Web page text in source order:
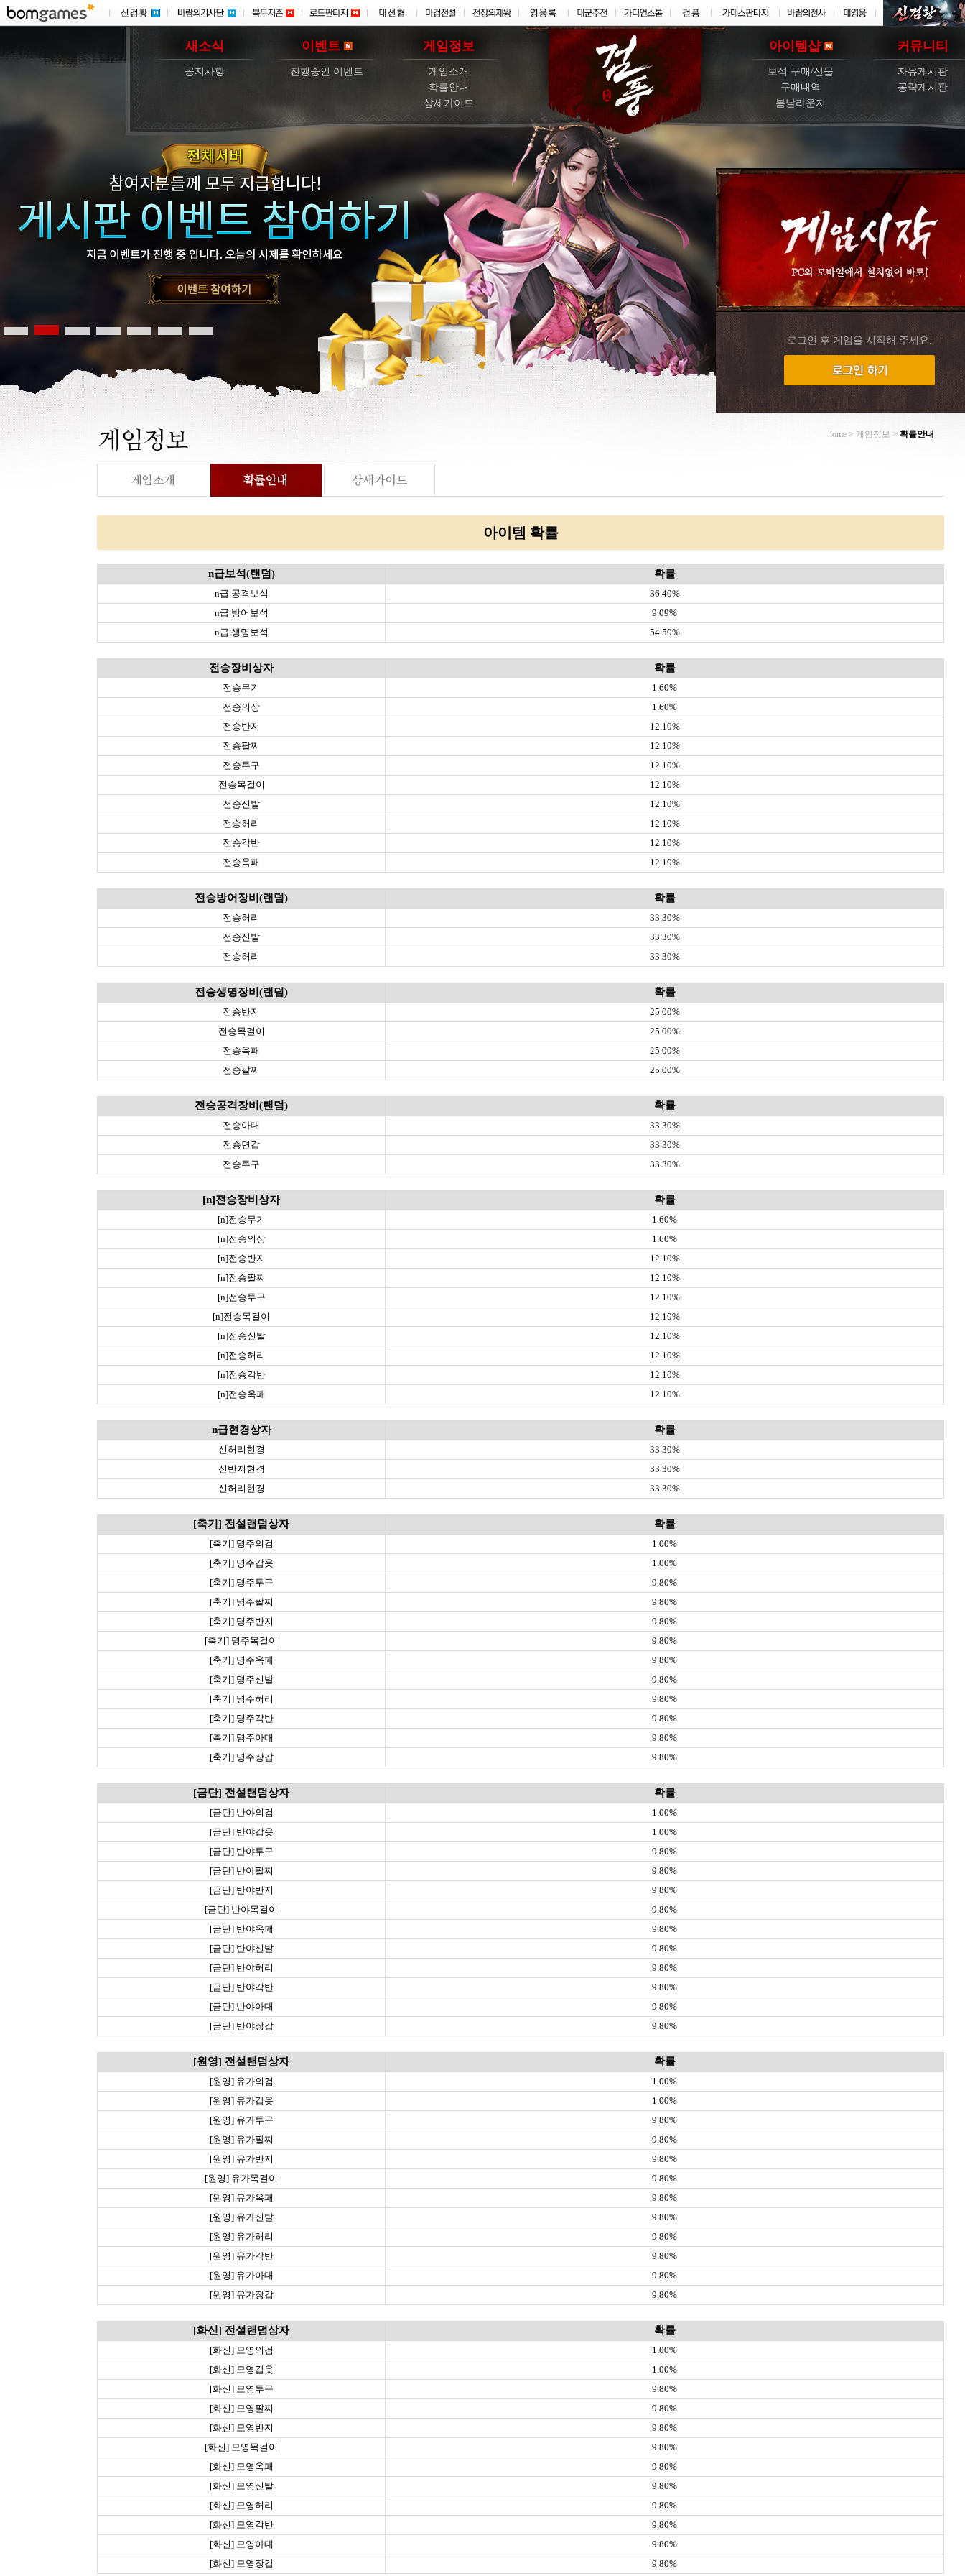
새소식
공지사항
이벤트
진행중인 이벤트
게임정보
게임소개
확률안내
상세가이드
아이템샵
보석 구매/선물
구매내역
봄날라운지
커뮤니티
자유게시판
공략게시판
로그인 후 게임을 시작해 주세요.
home > 게임정보 > 확률안내
아이템 확률
n급보석(랜덤) 확률
n급 공격보석
36.40%
n급 방어보석
9.09%
n급 생명보석
54.50%
전승장비상자 확률
전승무기
1.60%
전승의상
1.60%
전승반지
12.10%
전승팔찌
12.10%
전승투구
12.10%
전승목걸이
12.10%
전승신발
12.10%
전승허리
12.10%
전승각반
12.10%
전승옥패
12.10%
전승방어장비(랜덤) 확률
전승허리
33.30%
전승신발
33.30%
전승허리
33.30%
전승생명장비(랜덤) 확률
전승반지
25.00%
전승목걸이
25.00%
전승옥패
25.00%
전승팔찌
25.00%
전승공격장비(랜덤) 확률
전승아대
33.30%
전승면갑
33.30%
전승투구
33.30%
[n]전승장비상자 확률
[n]전승무기
1.60%
[n]전승의상
1.60%
[n]전승반지
12.10%
[n]전승팔찌
12.10%
[n]전승투구
12.10%
[n]전승목걸이
12.10%
[n]전승신발
12.10%
[n]전승허리
12.10%
[n]전승각반
12.10%
[n]전승옥패
12.10%
n급현경상자 확률
신허리현경
33.30%
신반지현경
33.30%
신허리현경
33.30%
[축기] 전설랜덤상자 확률
[축기] 명주의검
1.00%
[축기] 명주갑옷
1.00%
[축기] 명주투구
9.80%
[축기] 명주팔찌
9.80%
[축기] 명주반지
9.80%
[축기] 명주목걸이
9.80%
[축기] 명주옥패
9.80%
[축기] 명주신발
9.80%
[축기] 명주허리
9.80%
[축기] 명주각반
9.80%
[축기] 명주아대
9.80%
[축기] 명주장갑
9.80%
[금단] 전설랜덤상자 확률
[금단] 반야의검
1.00%
[금단] 반야갑옷
1.00%
[금단] 반야투구
9.80%
[금단] 반야팔찌
9.80%
[금단] 반야반지
9.80%
[금단] 반야목걸이
9.80%
[금단] 반야옥패
9.80%
[금단] 반야신발
9.80%
[금단] 반야허리
9.80%
[금단] 반야각반
9.80%
[금단] 반야아대
9.80%
[금단] 반야장갑
9.80%
[원영] 전설랜덤상자 확률
[원영] 유가의검
1.00%
[원영] 유가갑옷
1.00%
[원영] 유가투구
9.80%
[원영] 유가팔찌
9.80%
[원영] 유가반지
9.80%
[원영] 유가목걸이
9.80%
[원영] 유가옥패
9.80%
[원영] 유가신발
9.80%
[원영] 유가허리
9.80%
[원영] 유가각반
9.80%
[원영] 유가아대
9.80%
[원영] 유가장갑
9.80%
[화신] 전설랜덤상자 확률
[화신] 모영의검
1.00%
[화신] 모영갑옷
1.00%
[화신] 모영투구
9.80%
[화신] 모영팔찌
9.80%
[화신] 모영반지
9.80%
[화신] 모영목걸이
9.80%
[화신] 모영옥패
9.80%
[화신] 모영신발
9.80%
[화신] 모영허리
9.80%
[화신] 모영각반
9.80%
[화신] 모영아대
9.80%
[화신] 모영장갑
9.80%